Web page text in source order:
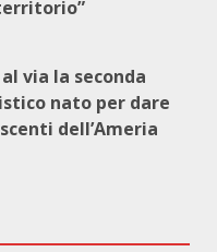
via la seconda
nato per dare
dell’Ameria